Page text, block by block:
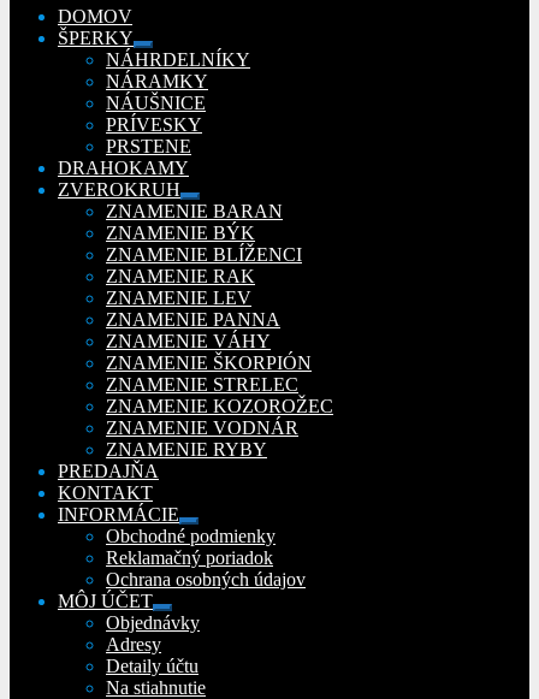
DOMOV
ŠPERKY
Rozbaliť
podradené
menu
NÁHRDELNÍKY
NÁRAMKY
NÁUŠNICE
PRÍVESKY
PRSTENE
DRAHOKAMY
ZVEROKRUH
Rozbaliť
podradené
menu
ZNAMENIE BARAN
ZNAMENIE BÝK
ZNAMENIE BLÍŽENCI
ZNAMENIE RAK
ZNAMENIE LEV
ZNAMENIE PANNA
ZNAMENIE VÁHY
ZNAMENIE ŠKORPIÓN
ZNAMENIE STRELEC
ZNAMENIE KOZOROŽEC
ZNAMENIE VODNÁR
ZNAMENIE RYBY
PREDAJŇA
KONTAKT
INFORMÁCIE
Rozbaliť
podradené
menu
Obchodné podmienky
Reklamačný poriadok
Ochrana osobných údajov
MÔJ ÚČET
Rozbaliť
podradené
Objednávky
Adresy
Detaily účtu
Na stiahnutie